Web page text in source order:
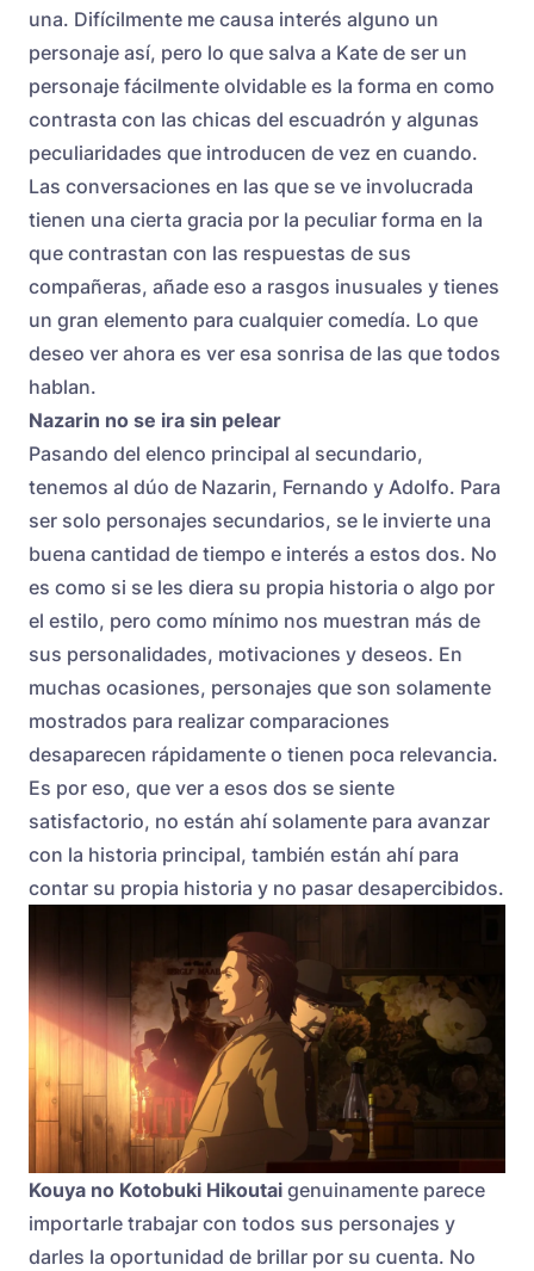
una. Difícilmente me causa interés alguno un
personaje así, pero lo que salva a Kate de ser un
personaje fácilmente olvidable es la forma en como
contrasta con las chicas del escuadrón y algunas
peculiaridades que introducen de vez en cuando.
Las conversaciones en las que se ve involucrada
tienen una cierta gracia por la peculiar forma en la
que contrastan con las respuestas de sus
compañeras, añade eso a rasgos inusuales y tienes
un gran elemento para cualquier comedía. Lo que
deseo ver ahora es ver esa sonrisa de las que todos
hablan.
Nazarin no se ira sin pelear
Pasando del elenco principal al secundario,
tenemos al dúo de Nazarin, Fernando y Adolfo. Para
ser solo personajes secundarios, se le invierte una
buena cantidad de tiempo e interés a estos dos. No
es como si se les diera su propia historia o algo por
el estilo, pero como mínimo nos muestran más de
sus personalidades, motivaciones y deseos. En
muchas ocasiones, personajes que son solamente
mostrados para realizar comparaciones
desaparecen rápidamente o tienen poca relevancia.
Es por eso, que ver a esos dos se siente
satisfactorio, no están ahí solamente para avanzar
con la historia principal, también están ahí para
contar su propia historia y no pasar desapercibidos.
Kouya no Kotobuki Hikoutai genuinamente parece
importarle trabajar con todos sus personajes y
darles la oportunidad de brillar por su cuenta. No